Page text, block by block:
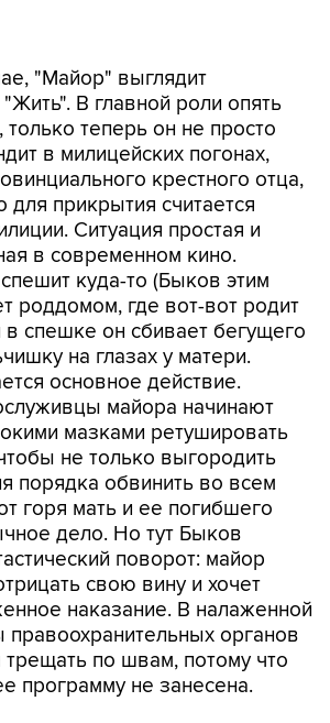
теперь он не просто
в милицейских погонах,
крестного отца,
для прикрытия считается
Ситуация простая и
в современном кино.
куда-то (Быков этим
роддомом, где вот-вот родит
спешке он сбивает бегущего
на глазах у матери.
основное действие.
майора начинают
мазками ретушировать
не только выгородить
порядка обвинить во всем
горя мать и ее погибшего
дело. Но тут Быков
поворот: майор
свою вину и хочет
наказание. В налаженной
органов
трещать по швам, потому что
программу не занесена.
но Быков